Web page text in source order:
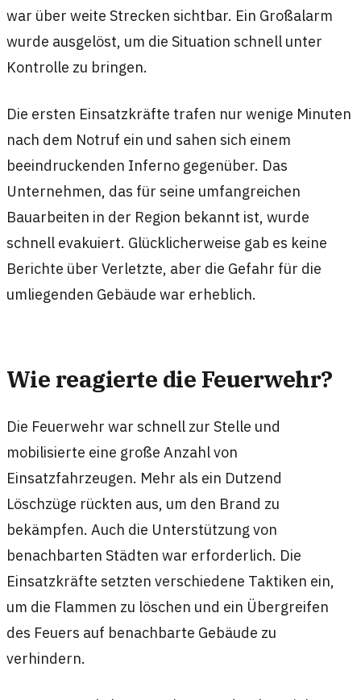
war über weite Strecken sichtbar. Ein Großalarm
wurde ausgelöst, um die Situation schnell unter
Kontrolle zu bringen.
Die ersten Einsatzkräfte trafen nur wenige Minuten
nach dem Notruf ein und sahen sich einem
beeindruckenden Inferno gegenüber. Das
Unternehmen, das für seine umfangreichen
Bauarbeiten in der Region bekannt ist, wurde
schnell evakuiert. Glücklicherweise gab es keine
Berichte über Verletzte, aber die Gefahr für die
umliegenden Gebäude war erheblich.
Wie reagierte die Feuerwehr?
Die Feuerwehr war schnell zur Stelle und
mobilisierte eine große Anzahl von
Einsatzfahrzeugen. Mehr als ein Dutzend
Löschzüge rückten aus, um den Brand zu
bekämpfen. Auch die Unterstützung von
benachbarten Städten war erforderlich. Die
Einsatzkräfte setzten verschiedene Taktiken ein,
um die Flammen zu löschen und ein Übergreifen
des Feuers auf benachbarte Gebäude zu
verhindern.